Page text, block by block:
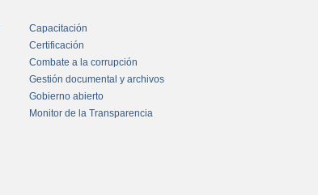
Capacitación
Certificación
Combate a la corrupción
Gestión documental y archivos
Gobierno abierto
Monitor de la Transparencia